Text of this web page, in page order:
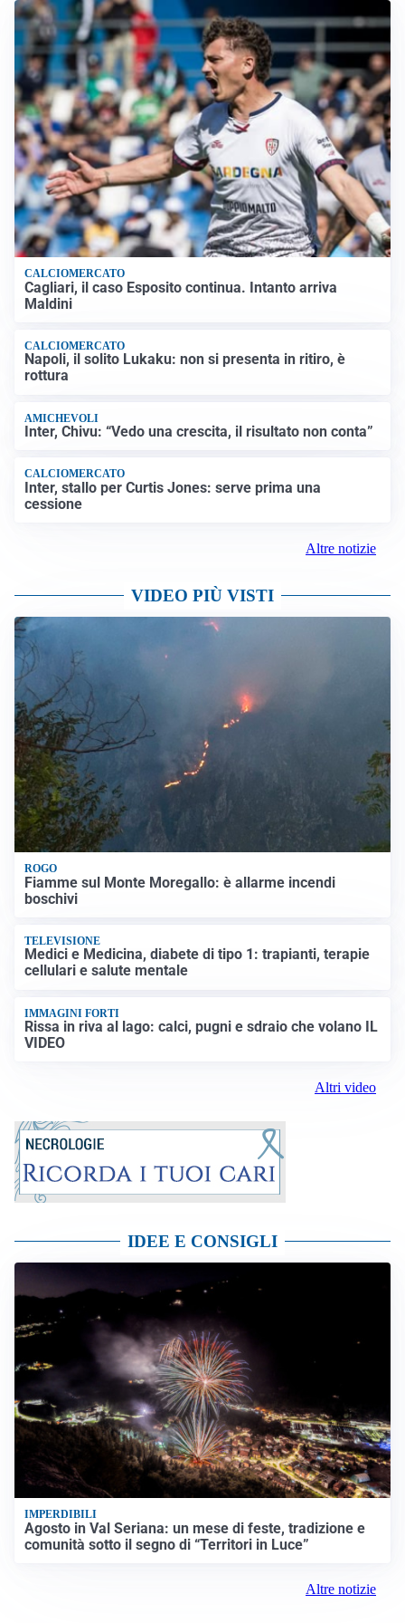
CALCIOMERCATO
Cagliari, il caso Esposito continua. Intanto arriva
Maldini
CALCIOMERCATO
Napoli, il solito Lukaku: non si presenta in ritiro, è
rottura
AMICHEVOLI
Inter, Chivu: “Vedo una crescita, il risultato non conta”
CALCIOMERCATO
Inter, stallo per Curtis Jones: serve prima una
cessione
Altre notizie
VIDEO PIÙ VISTI
ROGO
Fiamme sul Monte Moregallo: è allarme incendi
boschivi
TELEVISIONE
Medici e Medicina, diabete di tipo 1: trapianti, terapie
cellulari e salute mentale
IMMAGINI FORTI
Rissa in riva al lago: calci, pugni e sdraio che volano IL
VIDEO
Altri video
IDEE E CONSIGLI
IMPERDIBILI
Agosto in Val Seriana: un mese di feste, tradizione e
comunità sotto il segno di “Territori in Luce”
Altre notizie